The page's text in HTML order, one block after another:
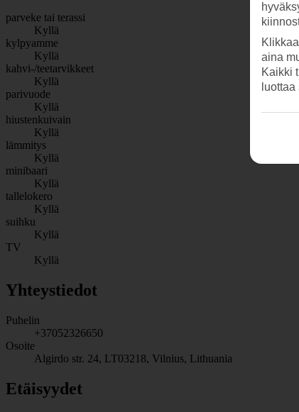
parveke tai terassi
Kyllä
kylpyamme
Kyllä
kahvi-/teetarvikkeet
Kyllä
parivuode
Kyllä
hiustenkuivain
Kyllä
lämmitys
Kyllä
minibaari
Kyllä
tallelokero
Kyllä
suihku
Kyllä
TV
Kyllä
Yhteystiedot
Puhelin
+37052326650
Osoite
Algirdo str. 24, LT03218, Vilnius, Lithuania
Etäisyydet
aina
Kaikki